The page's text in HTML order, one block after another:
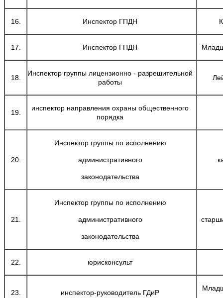
16. Инспектор ГПДН
17. Инспектор ГПДН
18.
Инспектор группы лицензионно - разрешительной
работы
19.
инспектор направления охраны общественного
порядка
20.
Инспектор группы по исполнению
административного
законодательства
21.
Инспектор группы по исполнению
административного
законодательства
22. юрисконсульт
23. инспектор-руководитель ГДиР